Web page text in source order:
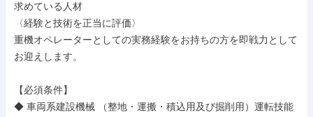
求めている人材
〈経験と技術を正当に評価〉
重機オペレーターとしての実務経験をお持ちの方を即戦力として
お迎えします。
【必須条件】
◆ 車両系建設機械 （整地・運搬・積込用及び掘削用）運転技能